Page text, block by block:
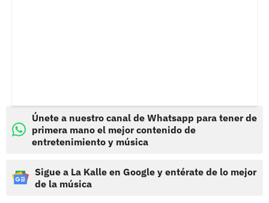
Únete a nuestro canal de Whatsapp para tener de
primera mano el mejor contenido de
entretenimiento y música
Sigue a La Kalle en Google y entérate de lo mejor
de la música